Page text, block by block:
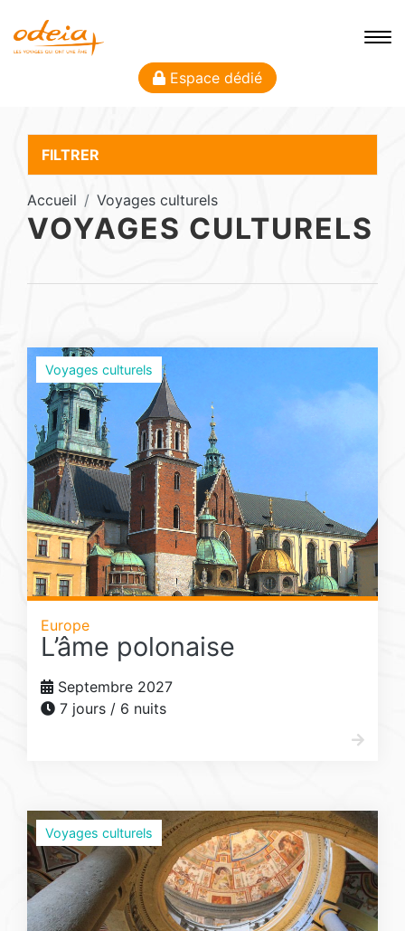
Espace dédié
FILTRER
Accueil Voyages culturels
VOYAGES CULTURELS
Voyages culturels
Europe
L’âme polonaise
Septembre 2027
7 jours / 6 nuits
Voyages culturels